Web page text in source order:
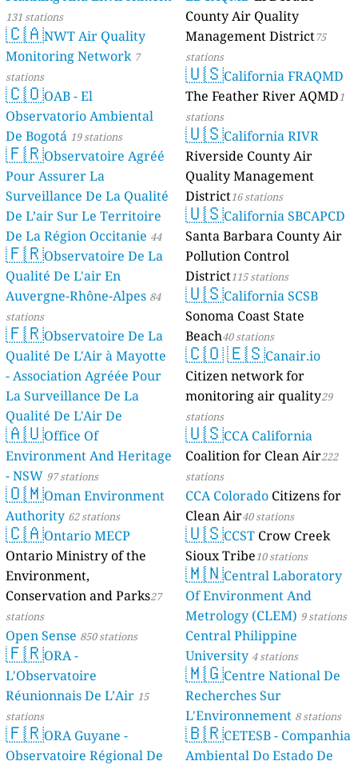
County Air Quality
Management District75
stations
🇺🇸California FRAQMD
The Feather River AQMD1
stations
🇺🇸California RIVR
Riverside County Air
Quality Management
District16 stations
🇺🇸California SBCAPCD
Santa Barbara County Air
Pollution Control
District115 stations
🇺🇸California SCSB
Sonoma Coast State
Beach40 stations
🇨🇴🇪🇸Canair.io
Citizen network for
monitoring air quality29
stations
🇺🇸CCA California
Coalition for Clean Air222
stations
CCA Colorado Citizens for
Clean Air40 stations
🇺🇸CCST Crow Creek
Sioux Tribe10 stations
🇲🇳Central Laboratory
Of Environment And
Metrology (CLEM) 9 stations
Central Philippine
University4 stations
🇲🇬Centre National De
Recherches Sur
L'Environnement 8 stations
🇧🇷CETESB - Companhia
Ambiental Do Estado De
131 stations
🇨🇦NWT Air Quality
Monitoring Network 7
stations
🇨🇴OAB - El
Observatorio Ambiental
De Bogotá 19 stations
🇫🇷Observatoire Agréé
Pour Assurer La
Surveillance De La Qualité
De L’air Sur Le Territoire
De La Région Occitanie 44
stations
🇫🇷Observatoire De La
Qualité De L'air En
Auvergne-Rhône-Alpes 84
stations
🇫🇷Observatoire De La
Qualité De L'Air à Mayotte
- Association Agréée Pour
La Surveillance De La
Qualité De L'Air De
Mayotte 4 stations
🇦🇺Office Of
Environment And Heritage
- NSW 97 stations
🇴🇲Oman Environment
Authority 62 stations
🇨🇦Ontario MECP
Ontario Ministry of the
Environment,
Conservation and Parks27
stations
Open Sense 850 stations
🇫🇷ORA -
L'Observatoire
Réunionnais De L’Air 15
stations
🇫🇷ORA Guyane -
Observatoire Régional De